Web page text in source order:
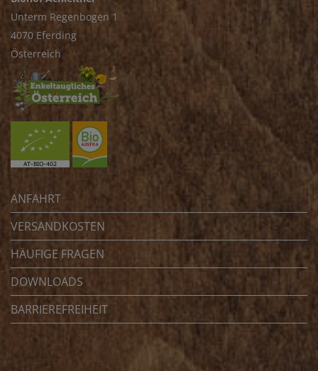
Unterm Regenbogen 1
4070 Eferding
Österreich
ANFAHRT
VERSANDKOSTEN
HÄUFIGE FRAGEN
DOWNLOADS
BARRIEREFREIHEIT